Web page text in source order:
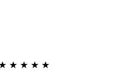
★ ★ ★ ★